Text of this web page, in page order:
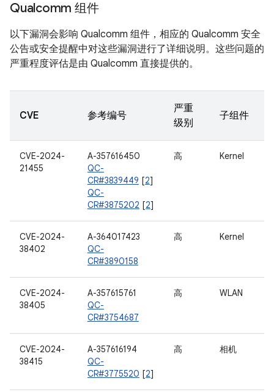
Qualcomm 组件
以下漏洞会影响 Qualcomm 组件，相应的 Qualcomm 安全
公告或安全提醒中对这些漏洞进行了详细说明。这些问题的
严重程度评估是由 Qualcomm 直接提供的。
CVE 参考编号
严重
级别
子组件
CVE-2024-
21455
A-357616450
QC-
CR#3839449 [2]
QC-
CR#3875202 [2]
高 Kernel
CVE-2024-
38402
A-364017423
QC-
CR#3890158
高 Kernel
CVE-2024-
38405
A-357615761
QC-
CR#3754687
高 WLAN
CVE-2024-
38415
A-357616194
QC-
CR#3775520 [2]
高 相机